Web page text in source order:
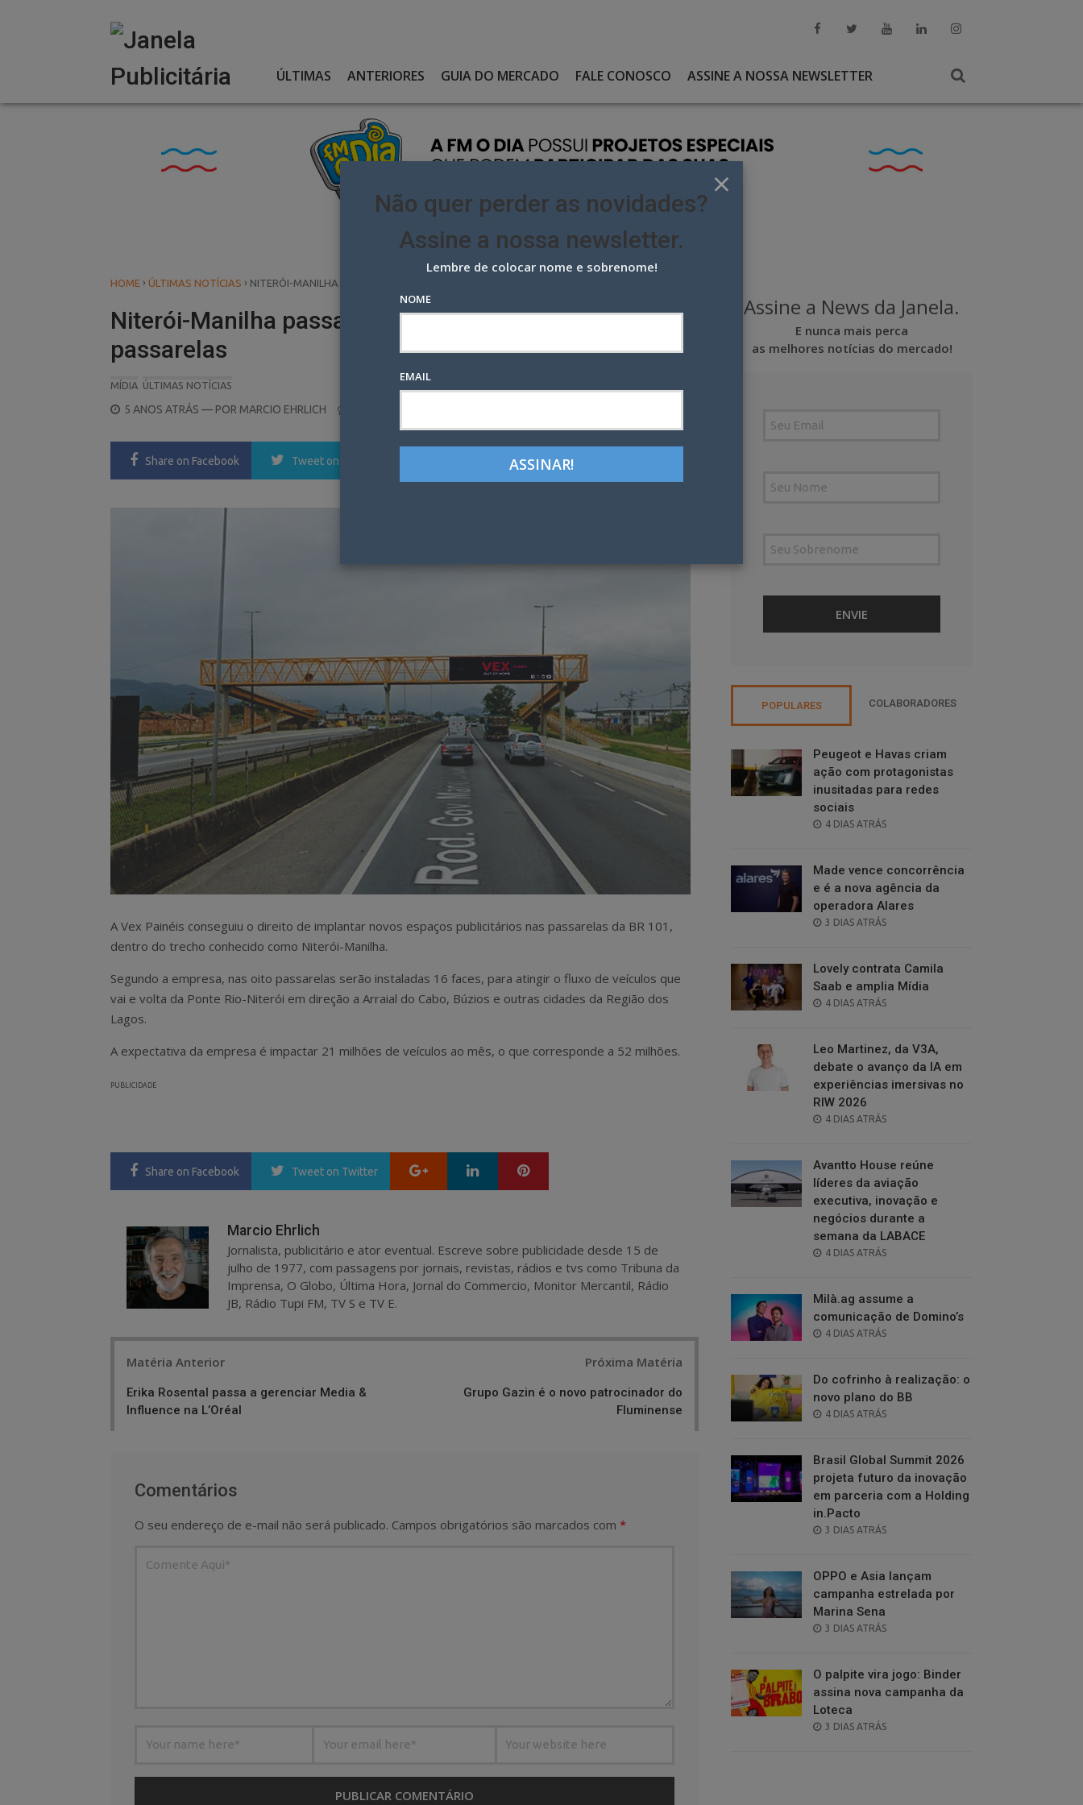
ÚLTIMAS ANTERIORES GUIA DO MERCADO FALE CONOSCO ASSINE A NOSSA NEWSLETTER
HOME › ÚLTIMAS NOTÍCIAS › NITERÓI-MANILHA PASSA A EXIBIR PUBLICIDADE EM SUAS PASSARELAS
Niterói-Manilha passa a exibir publicidade em suas
passarelas
MÍDIA ÚLTIMAS NOTÍCIAS
POSTED
5 ANOS ATRÁS — POR MARCIO EHRLICH
Share on Facebook Tweet on Twitter LinkedIn Pinterest
A Vex Painéis conseguiu o direito de implantar novos espaços publicitários nas passarelas da BR 101,
dentro do trecho conhecido como Niterói-Manilha.
Segundo a empresa, nas oito passarelas serão instaladas 16 faces, para atingir o fluxo de veículos que
vai e volta da Ponte Rio-Niterói em direção a Arraial do Cabo, Búzios e outras cidades da Região dos
Lagos.
A expectativa da empresa é impactar 21 milhões de veículos ao mês, o que corresponde a 52 milhões.
PUBLICIDADE
Share on Facebook Tweet on Twitter Google+ LinkedIn
Marcio Ehrlich
Jornalista, publicitário e ator eventual. Escreve sobre publicidade desde 15 de
julho de 1977, com passagens por jornais, revistas, rádios e tvs como Tribuna da
Imprensa, O Globo, Última Hora, Jornal do Commercio, Monitor Mercantil, Rádio
JB, Rádio Tupi FM, TV S e TV E.
Matéria Anterior
Erika Rosental passa a gerenciar Media &
Influence na L’Oréal
Próxima Matéria
Grupo Gazin é o novo patrocinador do
Fluminense
Comentários
O seu endereço de e-mail não será publicado. Campos obrigatórios são marcados com *
Assine a News da Janela.
E nunca mais perca
as melhores notícias do mercado!
POPULARES COLABORADORES
Peugeot e Havas criam
ação com protagonistas
inusitadas para redes
sociais
POSTED
4 DIAS ATRÁS
Made vence concorrência
e é a nova agência da
operadora Alares
POSTED
3 DIAS ATRÁS
Lovely contrata Camila
Saab e amplia Mídia
POSTED
4 DIAS ATRÁS
Leo Martinez, da V3A,
debate o avanço da IA em
experiências imersivas no
RIW 2026
POSTED
4 DIAS ATRÁS
Avantto House reúne
líderes da aviação
executiva, inovação e
negócios durante a
semana da LABACE
POSTED
4 DIAS ATRÁS
Milà.ag assume a
comunicação de Domino’s
POSTED
4 DIAS ATRÁS
Do cofrinho à realização: o
novo plano do BB
POSTED
4 DIAS ATRÁS
Brasil Global Summit 2026
projeta futuro da inovação
em parceria com a Holding
in.Pacto
POSTED
3 DIAS ATRÁS
OPPO e Asia lançam
campanha estrelada por
Marina Sena
POSTED
3 DIAS ATRÁS
O palpite vira jogo: Binder
assina nova campanha da
Loteca
POSTED
3 DIAS ATRÁS
×
Não quer perder as novidades?
Assine a nossa newsletter.
Lembre de colocar nome e sobrenome!
NOME
EMAIL